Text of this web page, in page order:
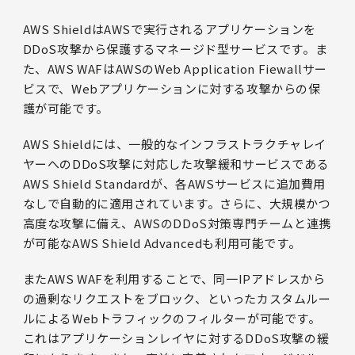
AWS ShieldはAWSで実行されるアプリケーションを
DDoS攻撃から保護するマネージド型サービスです。ま
た、AWS WAFはAWSのWeb Application Fiewallサー
ビスで、Webアプリケーションに対する攻撃からの保
護が可能です。
AWS Shieldには、一般的なインフラストラクチャレイ
ヤーへのDDoS攻撃に対応した攻撃緩和サービスである
AWS Shield Standardが、各AWSサービスに追加費用
なしで自動的に適用されています。さらに、大規模かつ
高度な攻撃に備え、AWSのDDoS対策専門チームと連携
が可能なAWS Shield Advancedも利用可能です。
またAWS WAFを利用することで、同一IPアドレスから
の過剰なリクエストをブロック、といったカスタムルー
ルによるWebトラフィックのフィルターが可能です。
これはアプリケーションレイヤに対するDDoS攻撃の緩